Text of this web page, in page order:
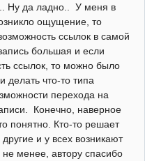
Ну да ладно.. У меня в
ощущение, то
ссылок в самой
большая и если
ссылок, то можно было
делать что-то типа
перехода на
Конечно, наверное
понятно. Кто-то решает
и у всех возникают
менее, автору спасибо